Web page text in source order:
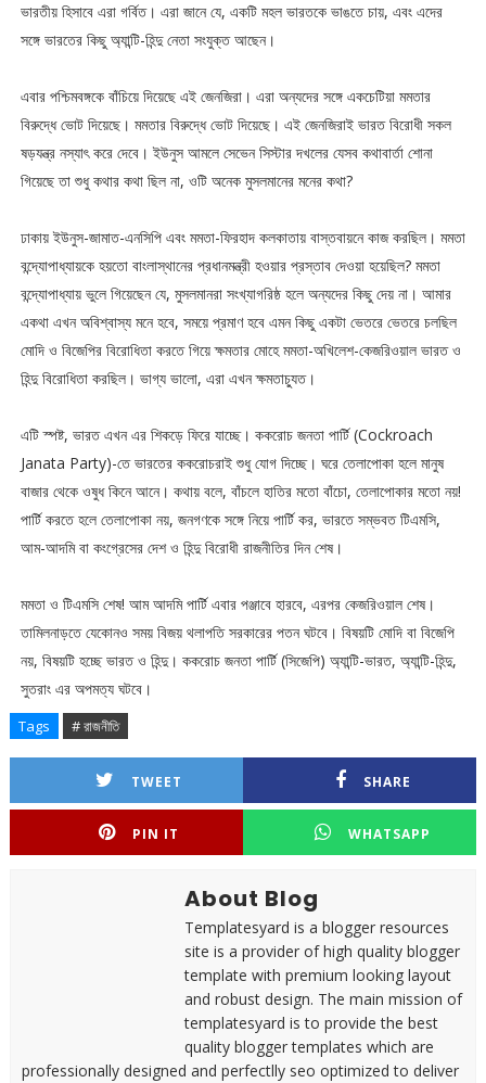
ভারতীয় হিসাবে এরা গর্বিত। এরা জানে যে, একটি মহল ভারতকে ভাঙতে চায়, এবং এদের
সঙ্গে ভারতের কিছু অ্যান্টি-হিন্দু নেতা সংযুক্ত আছেন।
এবার পশ্চিমবঙ্গকে বাঁচিয়ে দিয়েছে এই জেনজিরা। এরা অন্যদের সঙ্গে একচেটিয়া মমতার
বিরুদ্ধে ভোট দিয়েছে। মমতার বিরুদ্ধে ভোট দিয়েছে। এই জেনজিরাই ভারত বিরোধী সকল
ষড়যন্ত্র নস্যাৎ করে দেবে। ইউনুস আমলে সেভেন সিস্টার দখলের যেসব কথাবার্তা শোনা
গিয়েছে তা শুধু কথার কথা ছিল না, ওটি অনেক মুসলমানের মনের কথা?
ঢাকায় ইউনুস-জামাত-এনসিপি এবং মমতা-ফিরহাদ কলকাতায় বাস্তবায়নে কাজ করছিল। মমতা
বন্দ্যোপাধ্যায়কে হয়তো বাংলাস্থানের প্রধানমন্ত্রী হওয়ার প্রস্তাব দেওয়া হয়েছিল? মমতা
বন্দ্যোপাধ্যায় ভুলে গিয়েছেন যে, মুসলমানরা সংখ্যাগরিষ্ঠ হলে অন্যদের কিছু দেয় না। আমার
একথা এখন অবিশ্বাস্য মনে হবে, সময়ে প্রমাণ হবে এমন কিছু একটা ভেতরে ভেতরে চলছিল
মোদি ও বিজেপির বিরোধিতা করতে গিয়ে ক্ষমতার মোহে মমতা-অখিলেশ-কেজরিওয়াল ভারত ও
হিন্দু বিরোধিতা করছিল। ভাগ্য ভালো, এরা এখন ক্ষমতাচ্যুত।
এটি স্পষ্ট, ভারত এখন এর শিকড়ে ফিরে যাচ্ছে। ককরোচ জনতা পার্টি (Cockroach
Janata Party)-তে ভারতের ককরোচরাই শুধু যোগ দিচ্ছে। ঘরে তেলাপোকা হলে মানুষ
বাজার থেকে ওষুধ কিনে আনে। কথায় বলে, বাঁচলে‌ হাতির মতো বাঁচো, তেলাপোকার মতো নয়!
পার্টি করতে হলে তেলাপোকা নয়, জনগণকে সঙ্গে নিয়ে পার্টি কর, ভারতে সম্ভবত টিএমসি,
আম-আদমি বা কংগ্রেসের দেশ ও হিন্দু বিরোধী রাজনীতির দিন শেষ।
মমতা ও টিএমসি শেষ! আম আদমি পার্টি এবার পঞ্জাবে হারবে, এরপর কেজরিওয়াল শেষ।
তামিলনাড়তে যেকোনও সময় বিজয় থলাপতি সরকারের পতন ঘটবে। বিষয়টি মোদি বা বিজেপি
নয়, বিষয়টি হচ্ছে ভারত ও হিন্দু। ককরোচ জনতা পার্টি (সিজেপি) অ্যান্টি-ভারত, অ্যান্টি-হিন্দু,
সুতরাং এর অপমত্য ঘটবে।
Tags # রাজনীতি
TWEET SHARE
PIN IT WHATSAPP
About Blog
Templatesyard is a blogger resources
site is a provider of high quality blogger
template with premium looking layout
and robust design. The main mission of
templatesyard is to provide the best
quality blogger templates which are
professionally designed and perfectlly seo optimized to deliver